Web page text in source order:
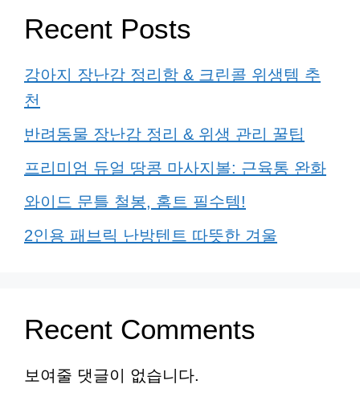
Recent Posts
강아지 장난감 정리함 & 크린콜 위생템 추
천
반려동물 장난감 정리 & 위생 관리 꿀팁
프리미엄 듀얼 땅콩 마사지볼: 근육통 완화
와이드 문틀 철봉, 홈트 필수템!
2인용 패브릭 난방텐트 따뜻한 겨울
Recent Comments
보여줄 댓글이 없습니다.